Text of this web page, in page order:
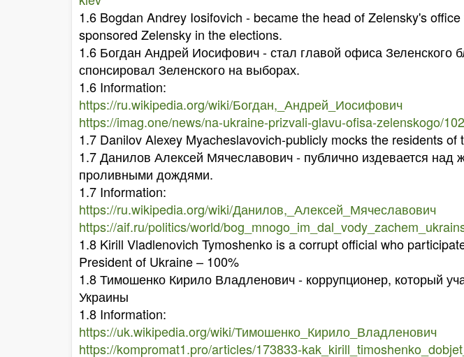
1.6 Bogdan Andrey Iosifovich - became the head of Zelensky's
sponsored Zelensky in the elections.
1.6 Богдан Андрей Иосифович - стал главой офиса
спонсировал Зеленского на выборах.
1.6 Information:
https://ru.wikipedia.org/wiki/Богдан,_Андрей_Иосифович
https://imag.one/news/na-ukraine-prizvali-glavu-ofisa-zelenskogo/
1.7 Danilov Alexey Myacheslavovich-publicly mocks the residents
1.7 Данилов Алексей Мячеславович - публично издевается
проливными дождями.
1.7 Information:
https://ru.wikipedia.org/wiki/Данилов,_Алексей_Мячеславович
https://aif.ru/politics/world/
1.8 Kirill Vladlenovich Tymoshenko is a corrupt official who
President of Ukraine – 100%
1.8 Тимошенко Кирило Владленович - коррупционер, который
Украины
1.8 Information:
https://uk.wikipedia.org/wiki/Тимошенко_Кирило_Владленович
https://kompromat1.pro/articles/173833-